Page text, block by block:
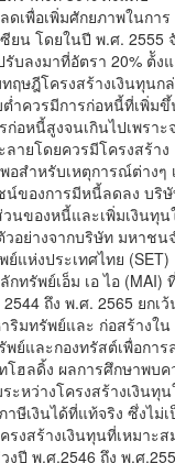
เพื่อเพิ่มศักยภาพในการ
ยน โดยในปี พ.ศ. 2555
บลงมาที่อัตรา 20% ต้ัง
ฤษฎีโครงสร้างเงินทุนก
ำควรมีการก่อหนี้ที่เพิ่มขึ้
อหนี้สูงจนเกินไปเพราะ
ายโดยควรมีโครงสร้าง
อสําหรับเหตุการณ์ต่างๆ
น์ของการมีหนี้ลดลง บริ
นของหนี้และเพิ่มเงินทุน
อย่างจากบริษัท มหาชน
แห่งประเทศไทย (SET)
ทรัพย์เอ็ม เอ ไอ (MAI)
ถึง พ.ศ. 2565 ยกเ
ริมทรัพย์และ ก่อสร้างใน
ย์และกองทรัสต์เพื่อการ
ฮลดิ้ง ผลการศึกษาพบค
หว่างโครงสร้างเงินทุ
ษีเงินได้ที่แท้จริง ซึ่งไม่
งสร้างเงินทุนที่เหมาะส
งปี พ.ศ.2546 ถึง พ.ศ